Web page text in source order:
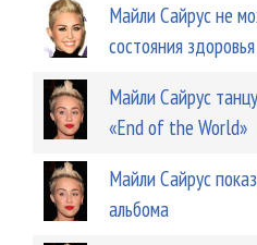
Майли Сайрус не
состояния здоровья
Майли Сайрус
«End of the World»
Майли Сайрус
альбома